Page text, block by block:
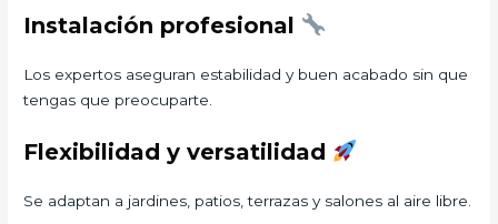
Instalación profesional
Los expertos aseguran estabilidad y buen acabado sin que
tengas que preocuparte.
Flexibilidad y versatilidad
Se adaptan a jardines, patios, terrazas y salones al aire libre.